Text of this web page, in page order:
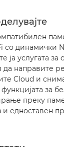
динамички
ја услугата за
да направите
Cloud и
за
преку
едноставен